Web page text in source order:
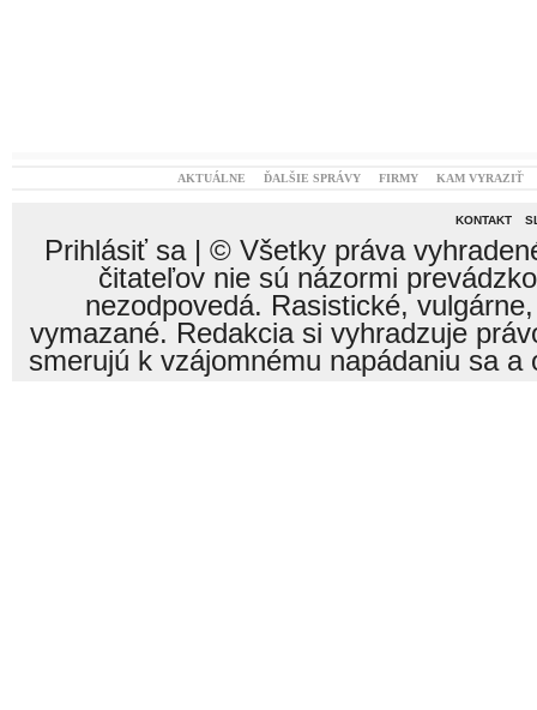
AKTUÁLNE ĎALŠIE SPRÁVY FIRMY KAM VYRAZIŤ
KONTAKT
Prihlásiť sa| © Všetky práva
čitateľov nie sú názormi
nezodpovedá. Rasistické,
vymazané. Redakcia si vyhradzuje
smerujú k vzájomnému napádaniu sa